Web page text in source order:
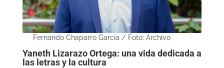
Fernando Chaparro García / Foto: Archivo
Yaneth Lizarazo Ortega: una vida dedicada a
las letras y la cultura